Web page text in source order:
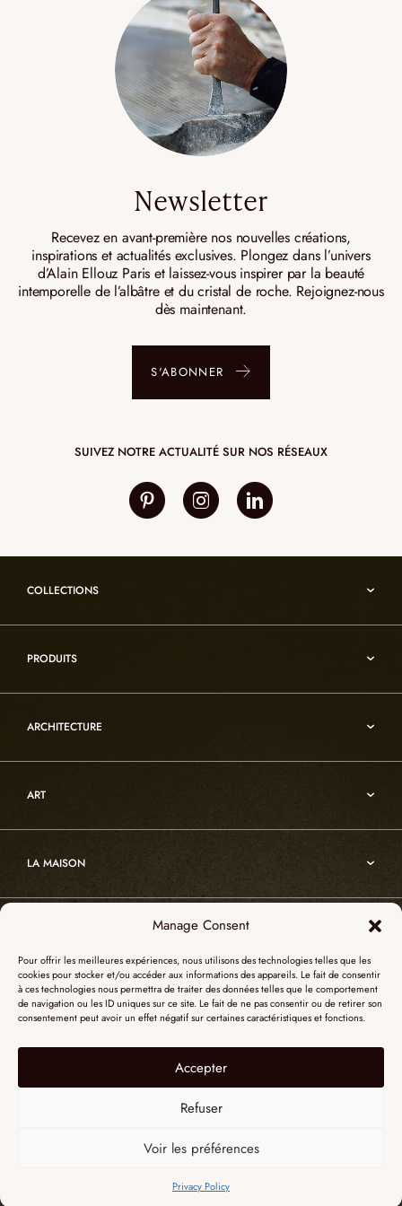
Manage Consent
Pour offrir les meilleures expériences, nous utilisons des technologies telles que les
cookies pour stocker et/ou accéder aux informations des appareils. Le fait de consentir
à ces technologies nous permettra de traiter des données telles que le comportement
de navigation ou les ID uniques sur ce site. Le fait de ne pas consentir ou de retirer son
consentement peut avoir un effet négatif sur certaines caractéristiques et fonctions.
Accepter
Refuser
Voir les préférences
Privacy Policy
Newsletter
Recevez en avant-première nos nouvelles créations,
inspirations et actualités exclusives. Plongez dans l’univers
d’Alain Ellouz Paris et laissez-vous inspirer par la beauté
intemporelle de l’albâtre et du cristal de roche. Rejoignez-nous
dès maintenant.
S'ABONNER
SUIVEZ NOTRE ACTUALITÉ SUR NOS RÉSEAUX
COLLECTIONS
Reflexion
Vesuve
Incandescence
Atelier
Cristal de roche
Edition
PRODUITS
Luminaires en cristal de roche
Mobiliers d’art usuel
Décoration
ARCHITECTURE
Sur-mesure
Nos références
ART
LA MAISON
L’atelier
Catalogues
Revue de presse
L’albâtre
55, Quai des Grands Augustins
75006 Paris
+ 33 (0)1 73 95 03 20
SHOWROOM NEW YORK
51 Hudson street
contactusa@alainellouzparis.com